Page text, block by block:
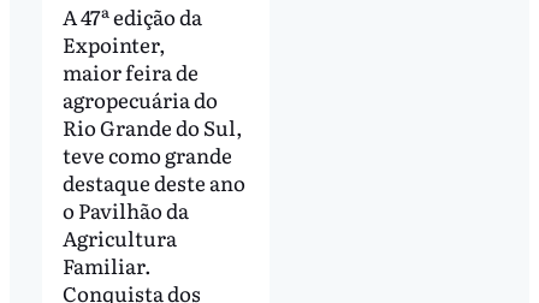
A 47ª edição da
Expointer,
maior feira de
agropecuária do
Rio Grande do Sul,
teve como grande
destaque deste ano
o Pavilhão da
Agricultura
Familiar.
Conquista dos